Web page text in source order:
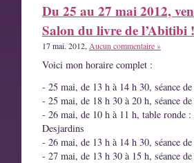
Du 25 au 27 mai 2012,
Salon du livre de l’Abitibi !
17 mai. 2012, Aucun commentaire »
Voici mon horaire complet :
- 25 mai, de 13 h à 14 h 30, séance
- 25 mai, de 18 h 30 à 20 h, séance
- 26 mai, de 10 h à 11 h, table ronde
Desjardins
- 26 mai, de 13 h à 14 h 30, séance
- 27 mai, de 13 h 30 à 15 h, séance